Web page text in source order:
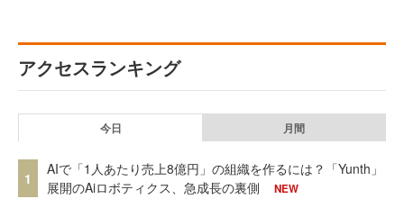
アクセスランキング
今日 月間
1
AIで「1人あたり売上8億円」の組織を作るには？「Yunth」
展開のAiロボティクス、急成長の裏側
NEW